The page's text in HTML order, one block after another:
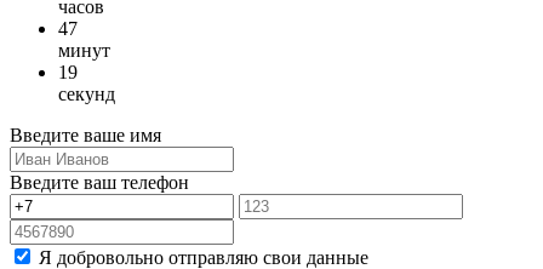
часов
47
минут
19
секунд
Введите ваше имя
Введите ваш телефон
Я добровольно отправляю свои данные